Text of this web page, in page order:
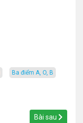
ba điểm A, O, B
Bài sau